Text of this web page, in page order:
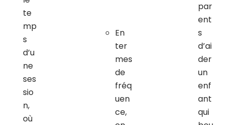
te
mp
s
d’u
ne
ses
sio
n,
où
En
ter
mes
de
fréq
uen
ce,
par
ent
s
d’ai
der
un
enf
ant
qui